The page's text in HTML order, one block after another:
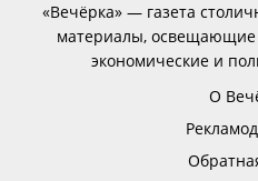
«Вечёрка» — газета
материалы,
экономические и
О